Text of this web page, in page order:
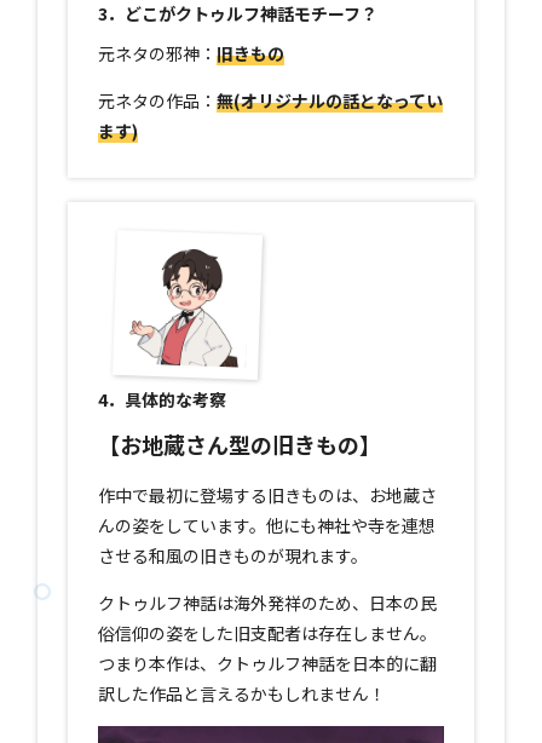
3．どこがクトゥルフ神話モチーフ？
元ネタの邪神：旧きもの
元ネタの作品：無(オリジナルの話となってい
ます)
4．具体的な考察
【お地蔵さん型の旧きもの】
作中で最初に登場する旧きものは、お地蔵さ
んの姿をしています。他にも神社や寺を連想
させる和風の旧きものが現れます。
クトゥルフ神話は海外発祥のため、日本の民
俗信仰の姿をした旧支配者は存在しません。
つまり本作は、クトゥルフ神話を日本的に翻
訳した作品と言えるかもしれません！